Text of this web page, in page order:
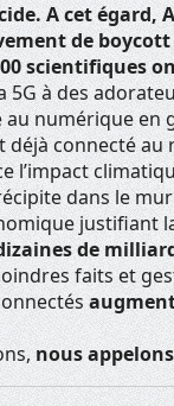
A cet égard,
de boycott
scientifiques
5G à des
numérique en
connecté au
l’impact
dans le
justifiant
de
faits et
nous